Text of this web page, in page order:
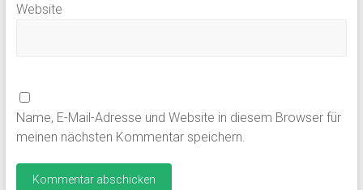
Website
Name, E-Mail-Adresse und Website in diesem Browser für
meinen nächsten Kommentar speichern.